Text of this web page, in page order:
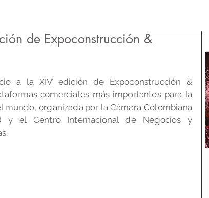
de Expoconstrucción &
a la XIV edición de Expoconstrucción &
comerciales más importantes para la
organizada por la Cámara Colombiana
y el Centro Internacional de Negocios y